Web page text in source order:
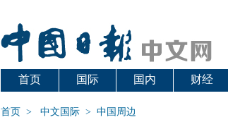
首页 国际 国内 财经
首页 > 中文国际 > 中国周边